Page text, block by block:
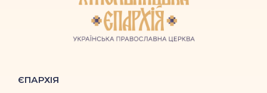
ЄПАРХІЯ